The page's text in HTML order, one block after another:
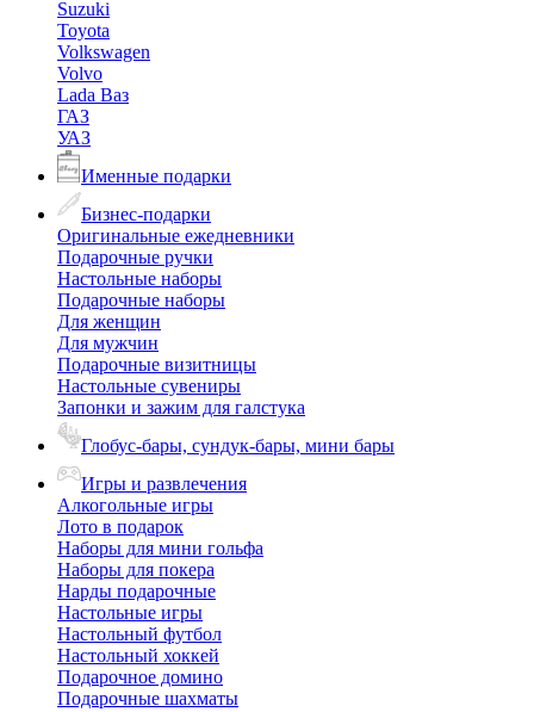
Suzuki
Toyota
Volkswagen
Volvo
Lada Ваз
ГАЗ
УАЗ
Именные подарки
Бизнес-подарки
Оригинальные ежедневники
Подарочные ручки
Настольные наборы
Подарочные наборы
Для женщин
Для мужчин
Подарочные визитницы
Настольные сувениры
Запонки и зажим для галстука
Глобус-бары, сундук-бары, мини бары
Игры и развлечения
Алкогольные игры
Лото в подарок
Наборы для мини гольфа
Наборы для покера
Нарды подарочные
Настольные игры
Настольный футбол
Настольный хоккей
Подарочное домино
Подарочные шахматы